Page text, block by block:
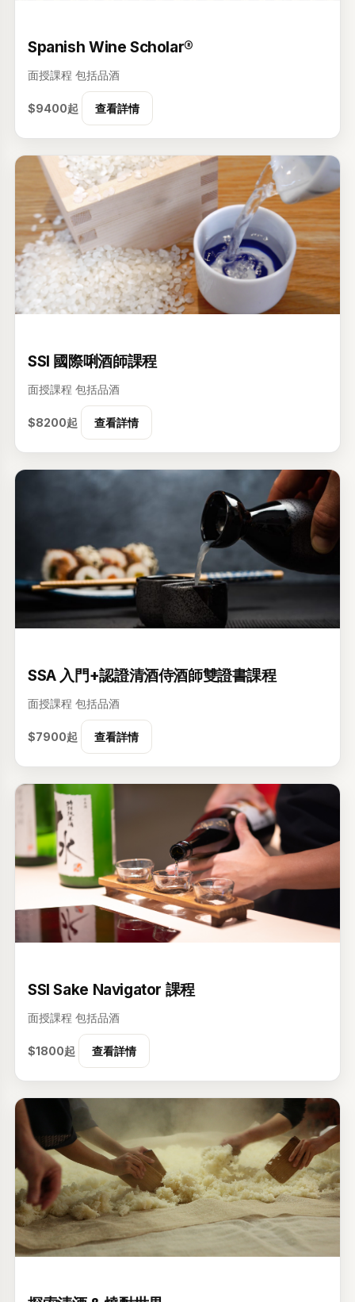
歡迎回來。登入後即可查看和管理您報讀的活動和課程時間表。
Spanish Wine Scholar®
面授課程 包括品酒
$9400起 查看詳情
SSI 國際唎酒師課程
面授課程 包括品酒
$8200起 查看詳情
SSA 入門+認證清酒侍酒師雙證書課程
面授課程 包括品酒
$7900起 查看詳情
SSI Sake Navigator 課程
面授課程 包括品酒
$1800起 查看詳情